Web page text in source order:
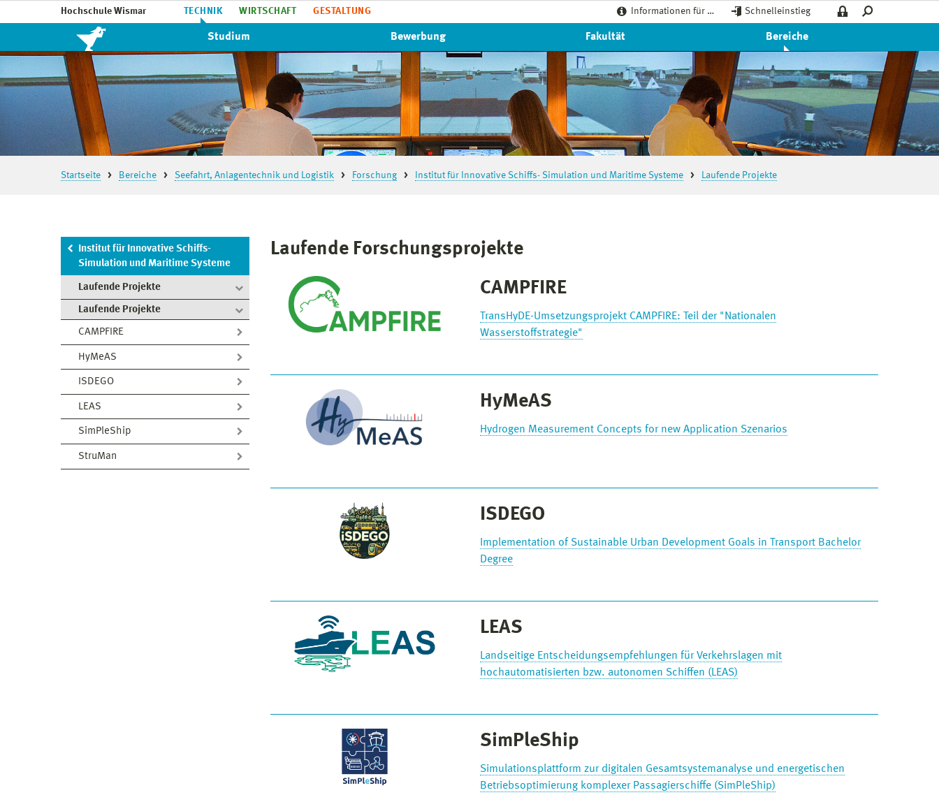
Hochschule Wismar TECHNIK WIRTSCHAFT GESTALTUNG Informationen für … Schnelleinstieg
Studium Bewerbung Fakultät Bereiche
Startseite Bereiche Seefahrt, Anlagentechnik und Logistik Forschung Institut für Innovative Schiffs- Simulation und Maritime Systeme Laufende Projekte
Institut für Innovative Schiffs-
Simulation und Maritime Systeme
Laufende Projekte
Laufende Projekte
CAMPFIRE
HyMeAS
ISDEGO
LEAS
SimPleShip
StruMan
Laufende Forschungsprojekte
CAMPFIRE
TransHyDE-Umsetzungsprojekt CAMPFIRE: Teil der "Nationalen
Wasserstoffstrategie"
HyMeAS
Hydrogen Measurement Concepts for new Application Szenarios
ISDEGO
Implementation of Sustainable Urban Development Goals in Transport Bachelor
Degree
LEAS
Landseitige Entscheidungsempfehlungen für Verkehrslagen mit
hochautomatisierten bzw. autonomen Schiffen (LEAS)
SimPleShip
Simulationsplattform zur digitalen Gesamtsystemanalyse und energetischen
Betriebsoptimierung komplexer Passagierschiffe (SimPleShip)